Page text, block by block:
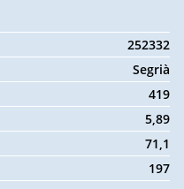
252332
Segrià
419
5,89
71,1
197